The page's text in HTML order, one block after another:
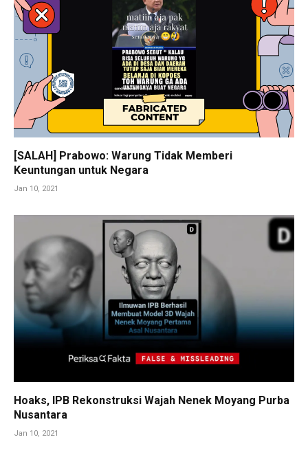
[SALAH] Prabowo: Warung Tidak Memberi
Keuntungan untuk Negara
Jan 10, 2021
Hoaks, IPB Rekonstruksi Wajah Nenek Moyang Purba
Nusantara
Jan 10, 2021